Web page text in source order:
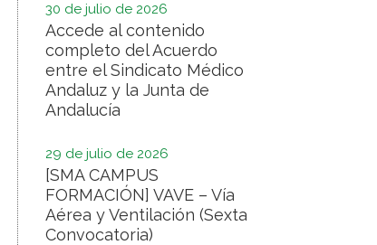
30 de julio de 2026
Accede al contenido
completo del Acuerdo
entre el Sindicato Médico
Andaluz y la Junta de
Andalucía
29 de julio de 2026
[SMA CAMPUS
FORMACIÓN] VAVE – Vía
Aérea y Ventilación (Sexta
Convocatoria)